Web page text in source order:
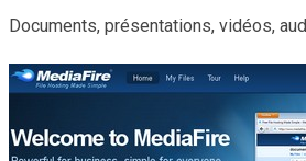
Documents, présentations, vidéos,